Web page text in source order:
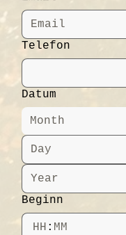
Telefon
Datum
Beginn
: